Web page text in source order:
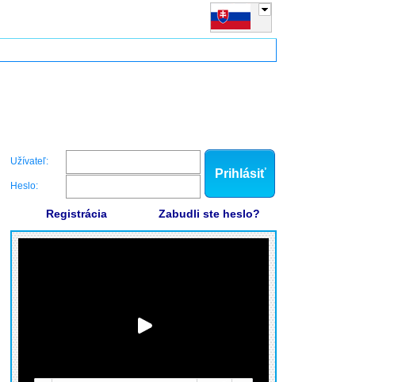
Užívateľ:
Heslo:
Prihlásiť
Registrácia Zabudli ste heslo?